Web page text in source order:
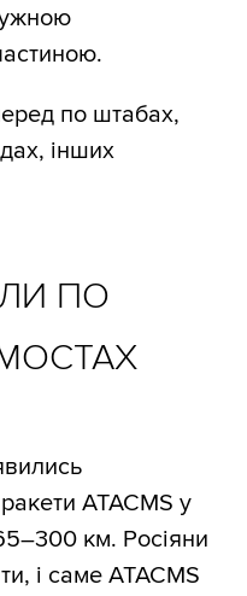
по штабах,
інших
ПО
ATACMS у
км. Росіяни
і саме ATACMS